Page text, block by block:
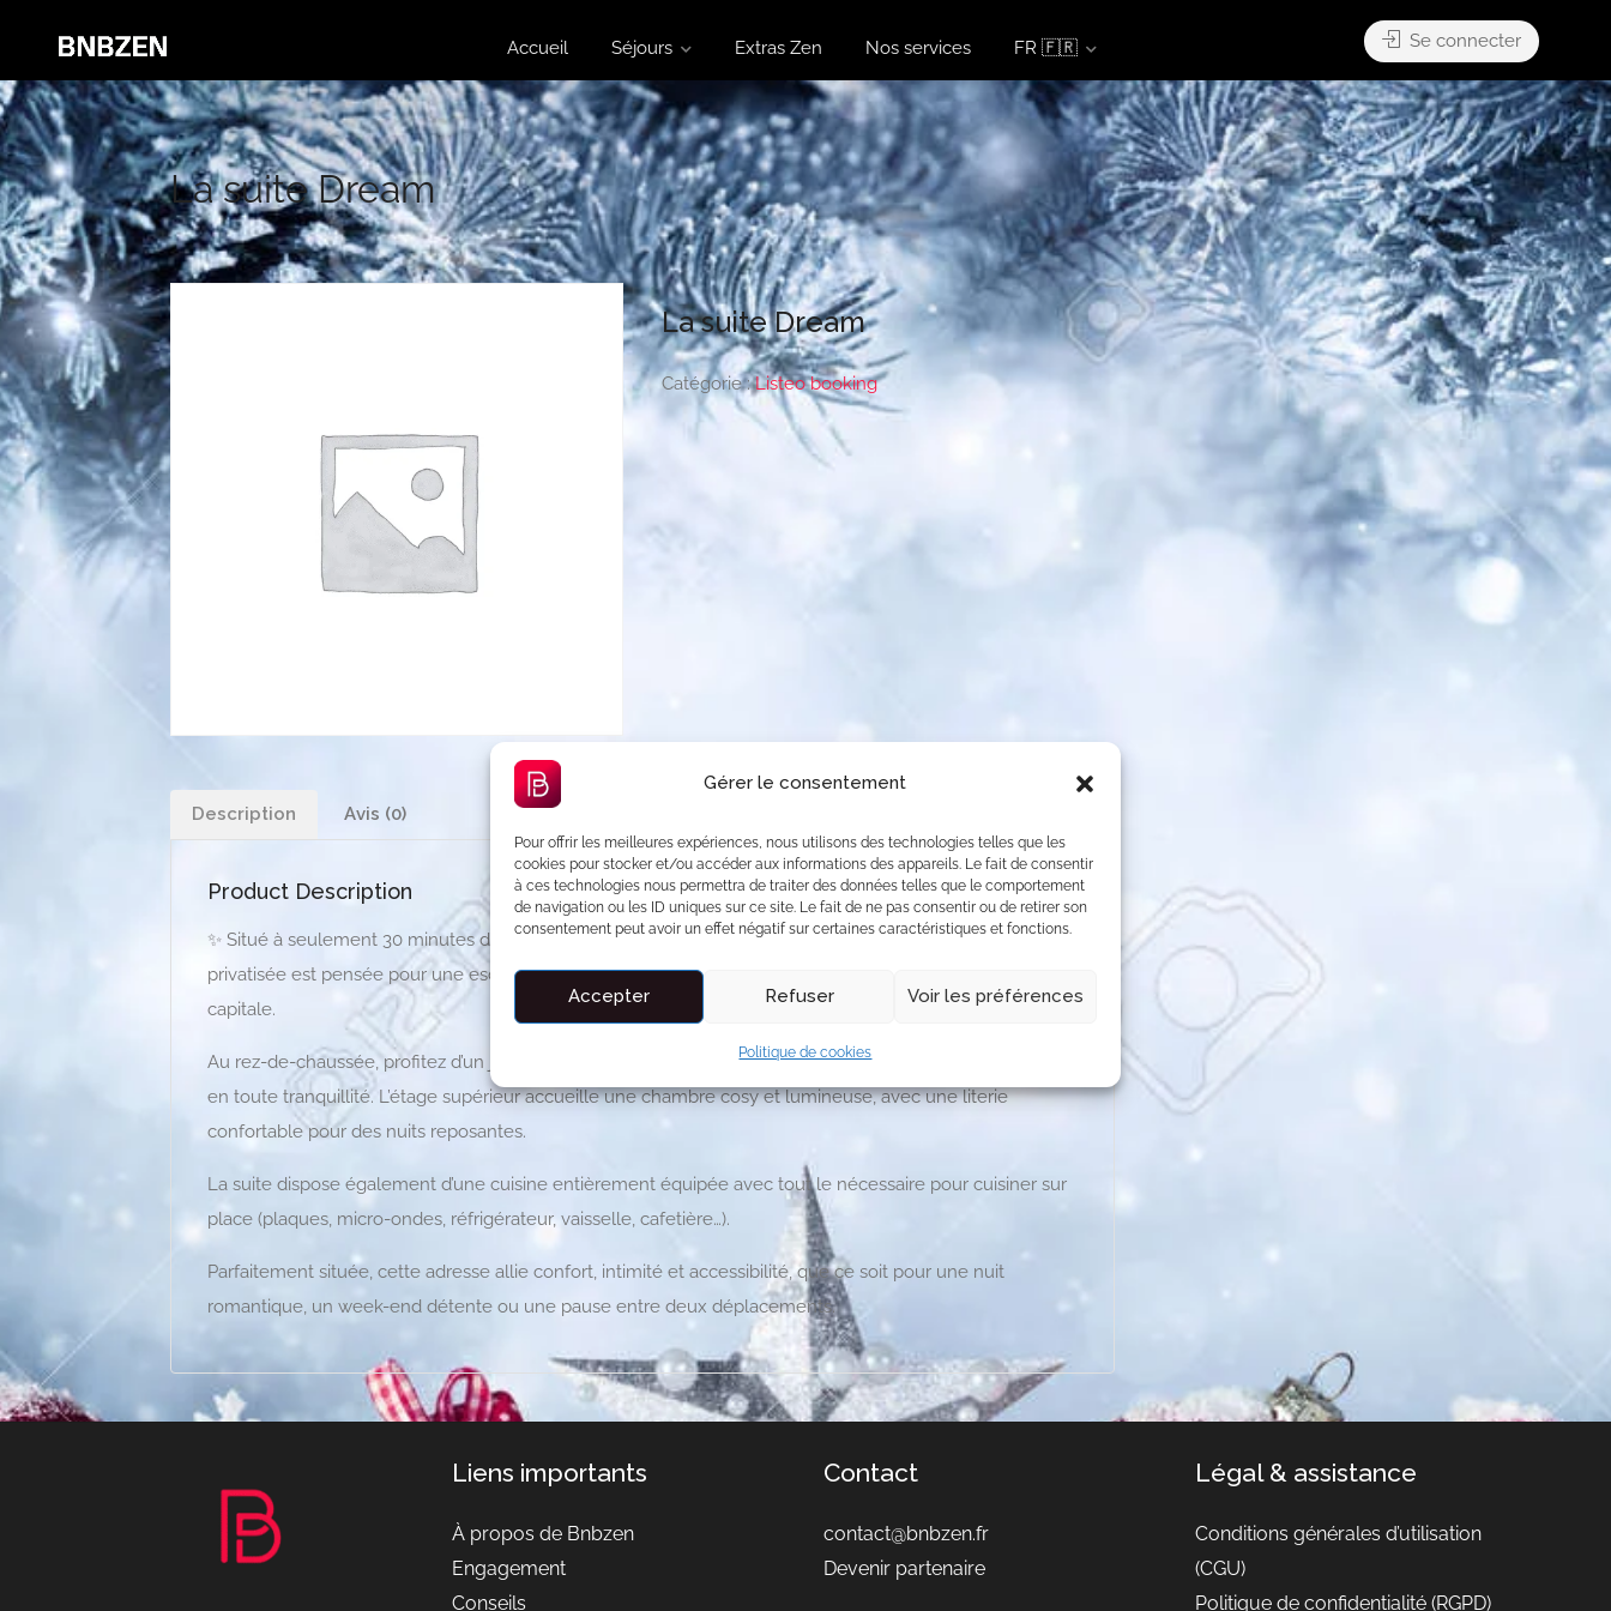
Gérer le consentement
Pour offrir les meilleures expériences, nous utilisons des technologies telles que les
cookies pour stocker et/ou accéder aux informations des appareils. Le fait de consentir
à ces technologies nous permettra de traiter des données telles que le comportement
de navigation ou les ID uniques sur ce site. Le fait de ne pas consentir ou de retirer son
consentement peut avoir un effet négatif sur certaines caractéristiques et fonctions.
Accepter Refuser Voir les préférences
Politique de cookies
Accueil Séjours Extras Zen Nos services FR 🇫🇷 Se connecter
La suite Dream
La suite Dream
Catégorie :Listeo booking
Description Avis (0)
Product Description
✨ Situé à seulement 30 minutes de Paris et 25 minutes de l’aéroport CDG, cette suite duplex moderne et
privatisée est pensée pour une escapade détente à deux ou un séjour confortable à proximité de la
capitale.
Au rez-de-chaussée, profitez d’un jacuzzi privatif dans un espace intime et élégant, parfait pour se relaxer
en toute tranquillité. L’étage supérieur accueille une chambre cosy et lumineuse, avec une literie
confortable pour des nuits reposantes.
La suite dispose également d’une cuisine entièrement équipée avec tout le nécessaire pour cuisiner sur
place (plaques, micro-ondes, réfrigérateur, vaisselle, cafetière…).
Parfaitement située, cette adresse allie confort, intimité et accessibilité, que ce soit pour une nuit
romantique, un week-end détente ou une pause entre deux déplacements.
Liens importants
À propos de Bnbzen
Engagement
Conseils
Contact
contact@bnbzen.fr
Devenir partenaire
Légal & assistance
Conditions générales d’utilisation
(CGU)
Politique de confidentialité (RGPD)